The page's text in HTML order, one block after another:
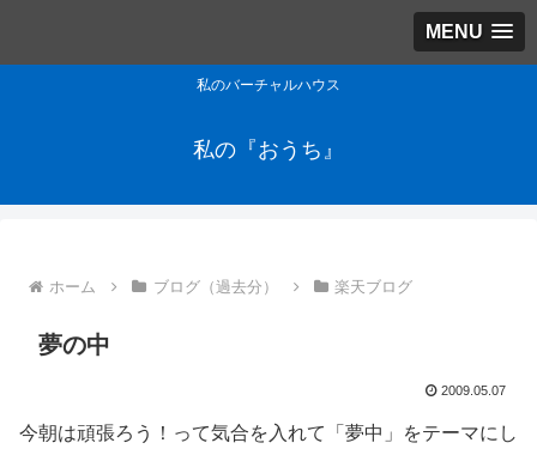
MENU
私のバーチャルハウス
私の『おうち』
ホーム ブログ（過去分） 楽天ブログ
夢の中
2009.05.07
今朝は頑張ろう！って気合を入れて「夢中」をテーマにし